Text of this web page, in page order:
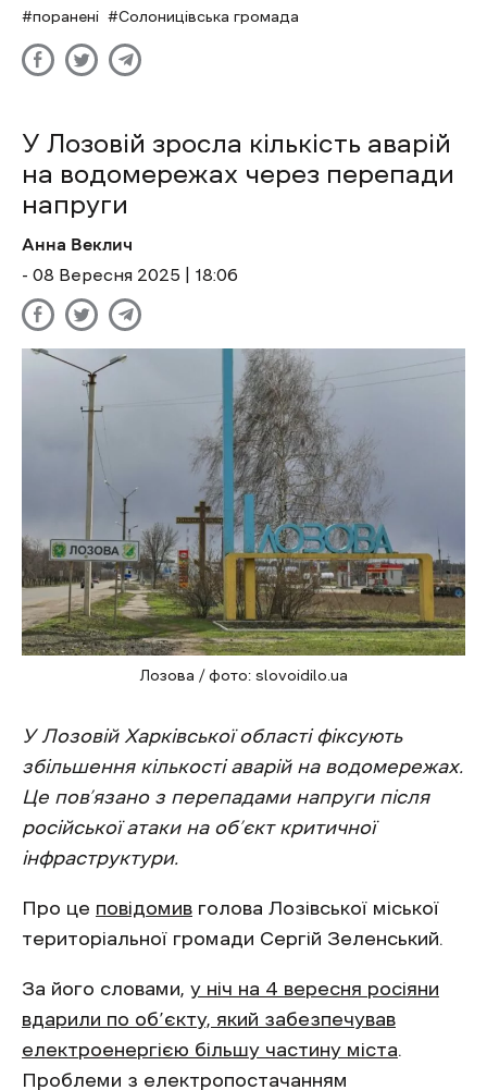
поранені
Солоницівська громада
У Лозовій зросла кількість аварій
на водомережах через перепади
напруги
Анна Веклич
- 08 Вересня 2025 | 18:06
Лозова / фото: slovoidilo.ua
У Лозовій Харківської області фіксують
збільшення кількості аварій на водомережах.
Це пов’язано з перепадами напруги після
російської атаки на об’єкт критичної
інфраструктури.
Про це повідомив голова Лозівської міської
територіальної громади Сергій Зеленський.
За його словами, у ніч на 4 вересня росіяни
вдарили по об’єкту, який забезпечував
електроенергією більшу частину міста.
Проблеми з електропостачанням